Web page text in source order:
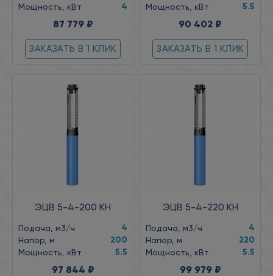
Мощность, кВт 4
87 779 ₽
ЗАКАЗАТЬ В 1 КЛИК
Мощность, кВт 5.5
90 402 ₽
ЗАКАЗАТЬ В 1 КЛИК
ЭЦВ 5-4-200 КН
Подача, м3/ч 4
Напор, м 200
Мощность, кВт 5.5
97 844 ₽
ЭЦВ 5-4-220 КН
Подача, м3/ч 4
Напор, м 220
Мощность, кВт 5.5
99 979 ₽